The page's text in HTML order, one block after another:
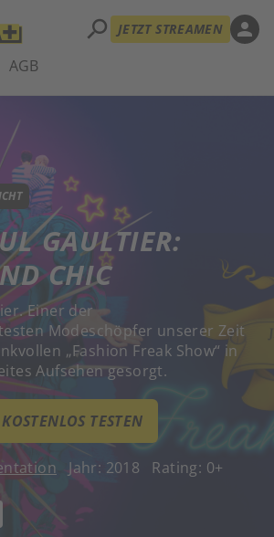
AGB
search JETZT STREAMEN person
GAULTIER:
CHIC
Einer der
Modeschöpfer unserer Zeit
„Fashion Freak Show“ in
Aufsehen gesorgt.
TESTEN
Jahr: 2018 Rating: 0+